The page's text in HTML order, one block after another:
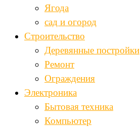
Ягода
сад и огород
Строительство
Деревянные постройки
Ремонт
Ограждения
Электроника
Бытовая техника
Компьютер